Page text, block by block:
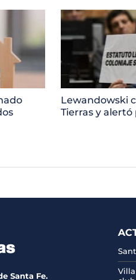
Lewandowski
Tierras y
Santa Fe.